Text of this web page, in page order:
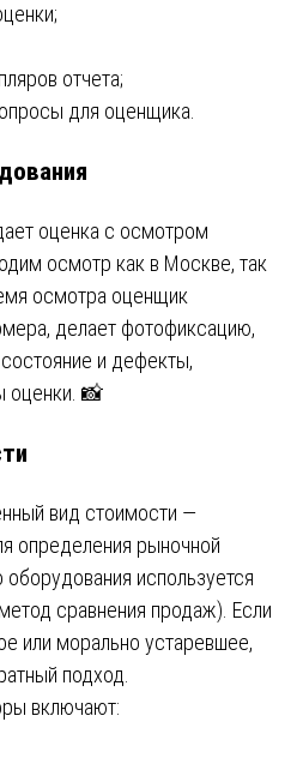
отчета;
для оценщика.
оценка с осмотром
осмотр как в Москве, так
осмотра оценщик
делает фотофиксацию,
и дефекты,
оценки. 📸
вид стоимости —
определения рыночной
оборудования используется
сравнения продаж). Если
или морально устаревшее,
подход.
включают: